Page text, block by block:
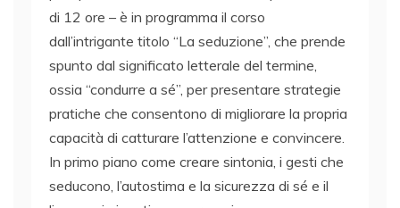
di 12 ore – è in programma il corso
dall’intrigante titolo “La seduzione”, che prende
spunto dal significato letterale del termine,
ossia “condurre a sé”, per presentare strategie
pratiche che consentono di migliorare la propria
capacità di catturare l’attenzione e convincere.
In primo piano come creare sintonia, i gesti che
seducono, l’autostima e la sicurezza di sé e il